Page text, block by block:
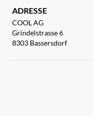
ADRESSE
COOL AG
Grindelstrasse 6
8303 Bassersdorf